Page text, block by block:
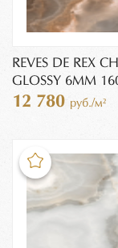
REVES DE REX
GLOSSY 6MM
12 780 руб./м²